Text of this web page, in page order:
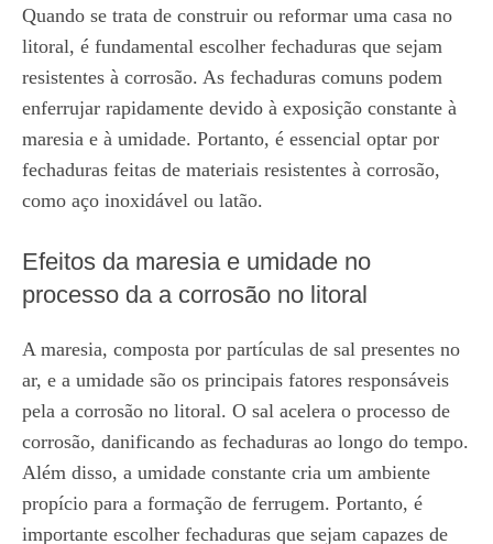
Quando se trata de construir ou reformar uma casa no
litoral, é fundamental escolher fechaduras que sejam
resistentes à corrosão. As fechaduras comuns podem
enferrujar rapidamente devido à exposição constante à
maresia e à umidade. Portanto, é essencial optar por
fechaduras feitas de materiais resistentes à corrosão,
como aço inoxidável ou latão.
Efeitos da maresia e umidade no
processo da a corrosão no litoral
A maresia, composta por partículas de sal presentes no
ar, e a umidade são os principais fatores responsáveis
pela a corrosão no litoral. O sal acelera o processo de
corrosão, danificando as fechaduras ao longo do tempo.
Além disso, a umidade constante cria um ambiente
propício para a formação de ferrugem. Portanto, é
importante escolher fechaduras que sejam capazes de